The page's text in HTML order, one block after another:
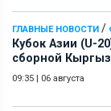
ГЛАВНЫЕ НОВОСТИ /
Кубок Азии (U-
сборной
09:35 | 06 августа